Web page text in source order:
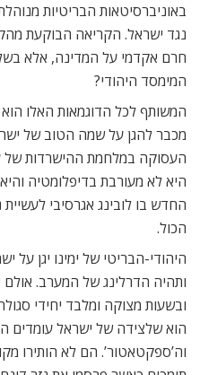
באוניברסיטאות הבריטיות
נגד ישראל. הקריאה הבוקעת
חרם אקדמי על המדינה, אלא
המימסד היהודי?
המשותף לכל הדוגמאות האלו
מכבר להגן על שמה הטוב של
העסוקה במלחמת ההישרדות
היא לא מעורבת בדיפלומטיה
החדש בו לובינג אגרסיבי
הכול.
היהודי-הבריטי של ימינו יגן על
ותהיה הדרלינג של המערב. אולם
ובשעות מצוקה ומלבד יחידי
הוא שלצידה של ישראל עומדים
וה’ספקטאטור’. הם לא הותירו